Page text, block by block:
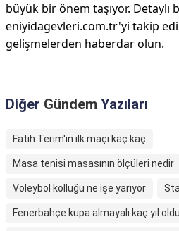
büyük bir önem taşıyor. Detaylı
eniyidagevleri.com.tr'yi takip
gelişmelerden haberdar olun.
Diğer Gündem Yazıları
Fatih Terim'in ilk maçı kaç kaç
Masa tenisi masasının ölçüleri nedir
Voleybol kolluğu ne işe yarıyor
Fenerbahçe kupa almayalı kaç yıl